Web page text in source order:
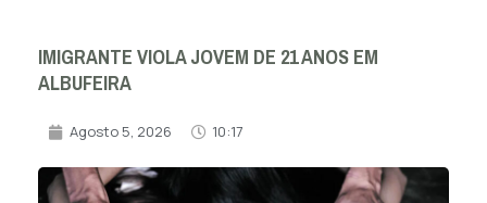
IMIGRANTE VIOLA JOVEM DE 21 ANOS EM
ALBUFEIRA
Agosto 5, 2026 10:17